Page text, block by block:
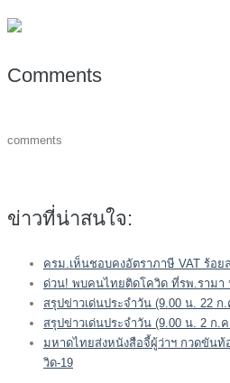
Comments
comments
ข่าวที่น่าสนใจ:
ครม.เห็นชอบคงอัตราภาษี VAT ร้อย
ด่วน! พบคนไทยติดโควิด ที่รพ.รามา
สรุปข่าวเด่นประจำวัน (9.00 น. 22 ก
สรุปข่าวเด่นประจำวัน (9.00 น. 2 ก.
มหาดไทยส่งหนังสือจี้ผู้ว่าฯ กวดขันท้
วิด-19